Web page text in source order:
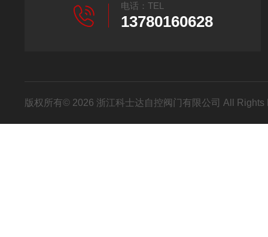
电话：TEL
13780160628
版权所有© 2026 浙江科士达自控阀门有限公司 All